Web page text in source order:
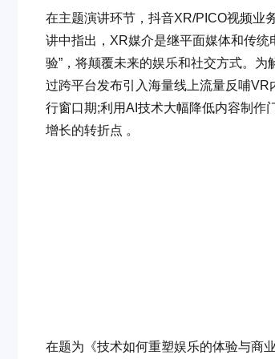
在主题演讲环节，抖音XR/PICO视频业
讲中指出，XR媒介是继平面媒体和传统
验”，将颠覆未来的娱乐和社交方式。
过跨平台发布引入海量线上流量反哺
行窗口期;利用AI技术大幅降低内容制作
增长的转折点 。
在题为《技术如何重塑娱乐的体验与商